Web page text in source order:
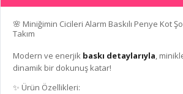
🌸 Miniğimin Cicileri Alarm Baskılı Penye Kot
Takım
Modern ve enerjik baskı detaylarıyla,
dinamik bir dokunuş katar!
✨ Ürün Özellikleri: